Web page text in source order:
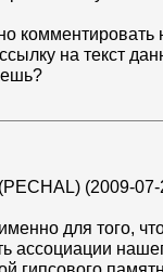
на текст
(2009-
для того,
ассоциации